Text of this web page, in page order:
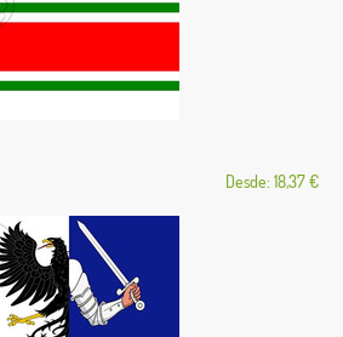
Desde: 18,37 €